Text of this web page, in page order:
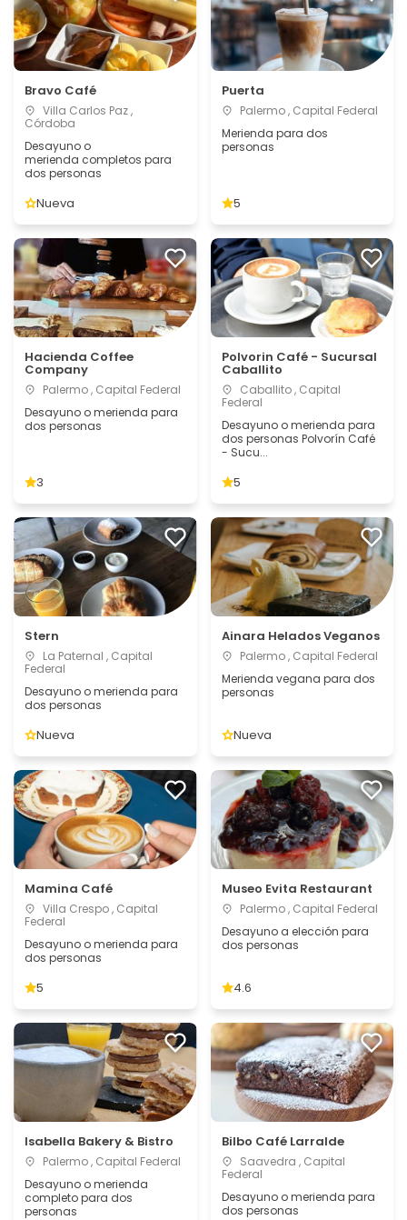
Bravo Café
Villa Carlos Paz ,
Córdoba
Desayuno o
merienda completos para
dos personas
Nueva
Puerta
Palermo , Capital Federal
Merienda para dos
personas
5
Hacienda Coffee
Company
Palermo , Capital Federal
Desayuno o merienda para
dos personas
3
Polvorin Café - Sucursal
Caballito
Caballito , Capital
Federal
Desayuno o merienda para
dos personas Polvorín Café
- Sucu...
5
Stern
La Paternal , Capital
Federal
Desayuno o merienda para
dos personas
Nueva
Ainara Helados Veganos
Palermo , Capital Federal
Merienda vegana para dos
personas
Nueva
Mamina Café
Villa Crespo , Capital
Federal
Desayuno o merienda para
dos personas
5
Museo Evita Restaurant
Palermo , Capital Federal
Desayuno a elección para
dos personas
4.6
Isabella Bakery & Bistro
Palermo , Capital Federal
Desayuno o merienda
completo para dos
personas
Bilbo Café Larralde
Saavedra , Capital
Federal
Desayuno o merienda para
dos personas